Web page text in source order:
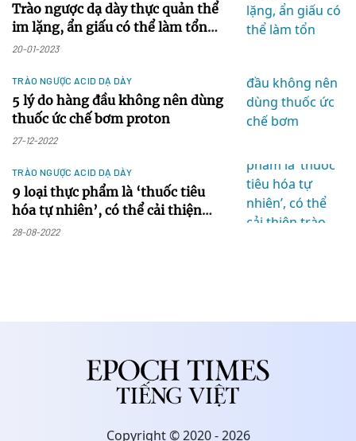
Trào ngược dạ dày thực quản thể
im lặng, ẩn giấu có thể làm tổn
thương vùng hầu họng
20-01-2023
TRÀO NGƯỢC ACID DẠ DÀY
5 lý do hàng đầu không nên dùng
thuốc ức chế bơm proton
27-12-2022
TRÀO NGƯỢC ACID DẠ DÀY
9 loại thực phẩm là ‘thuốc tiêu
hóa tự nhiên’, có thể cải thiện
trào ngược dạ dày
28-08-2022
Copyright © 2020 - 2026